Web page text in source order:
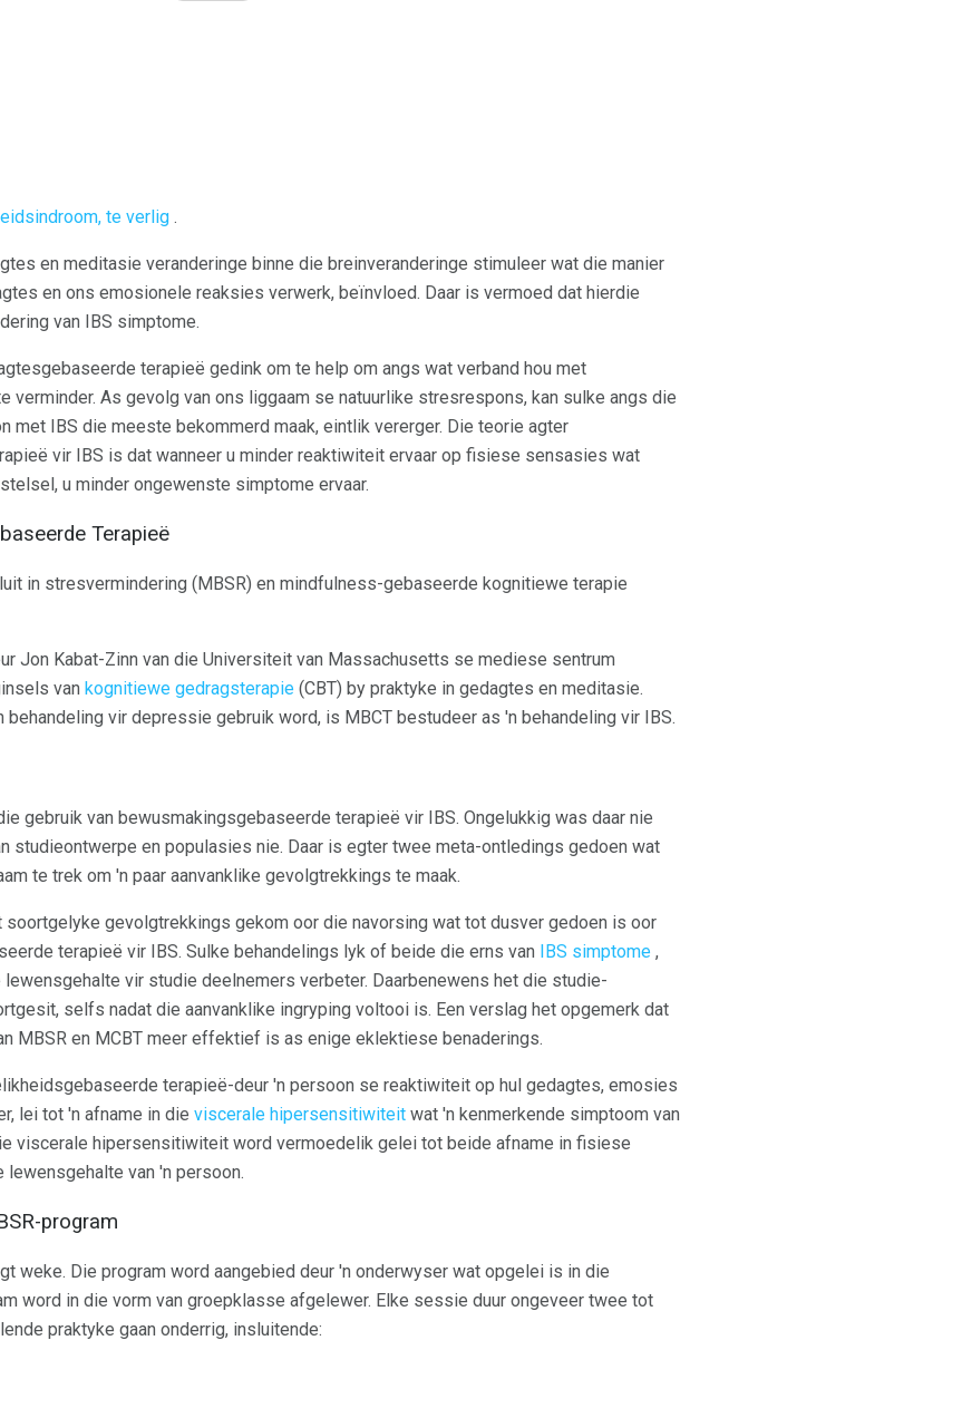
te verlig .
en meditasie veranderinge binne die breinveranderinge stimuleer wat die manier
en ons emosionele reaksies verwerk, beïnvloed. Daar is vermoed dat hierdie
van IBS simptome.
terapieë gedink om te help om angs wat verband hou met
As gevolg van ons liggaam se natuurlike stresrespons, kan sulke angs die
met IBS die meeste bekommerd maak, eintlik vererger. Die teorie agter
vir IBS is dat wanneer u minder reaktiwiteit ervaar op fisiese sensasies wat
u minder ongewenste simptome ervaar.
Terapieë
in stresvermindering (MBSR) en mindfulness-gebaseerde kognitiewe terapie
Jon Kabat-Zinn van die Universiteit van Massachusetts se mediese sentrum
van kognitiewe gedragsterapie (CBT) by praktyke in gedagtes en meditasie.
vir depressie gebruik word, is MBCT bestudeer as 'n behandeling vir IBS.
gebruik van bewusmakingsgebaseerde terapieë vir IBS. Ongelukkig was daar nie
studieontwerpe en populasies nie. Daar is egter twee meta-ontledings gedoen wat
te trek om 'n paar aanvanklike gevolgtrekkings te maak.
gevolgtrekkings gekom oor die navorsing wat tot dusver gedoen is oor
terapieë vir IBS. Sulke behandelings lyk of beide die erns van IBS simptome ,
vir studie deelnemers verbeter. Daarbenewens het die studie-
selfs nadat die aanvanklike ingryping voltooi is. Een verslag het opgemerk dat
MBSR en MCBT meer effektief is as enige eklektiese benaderings.
terapieë-deur 'n persoon se reaktiwiteit op hul gedagtes, emosies
lei tot 'n afname in die viscerale hipersensitiwiteit wat 'n kenmerkende simptoom van
viscerale hipersensitiwiteit word vermoedelik gelei tot beide afname in fisiese
van 'n persoon.
program
weke. Die program word aangebied deur 'n onderwyser wat opgelei is in die
word in die vorm van groepklasse afgelewer. Elke sessie duur ongeveer twee tot
praktyke gaan onderrig, insluitende: